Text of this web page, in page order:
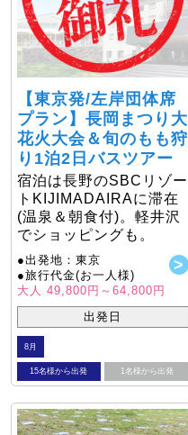
【東京発/左岸団体席
プラン】長岡まつり大
花火大会＆旬のもも狩
り1泊2日バスツアー
宿泊は長野のSBCリゾー
トKIJIMADAIRAに滞在
(温泉＆朝食付)。軽井沢
でショッピングも。
●出発地：東京
●旅行代金(お一人様)
大人 49,800円～64,800円
出発日
8月
15名様から出発 1名様から出発